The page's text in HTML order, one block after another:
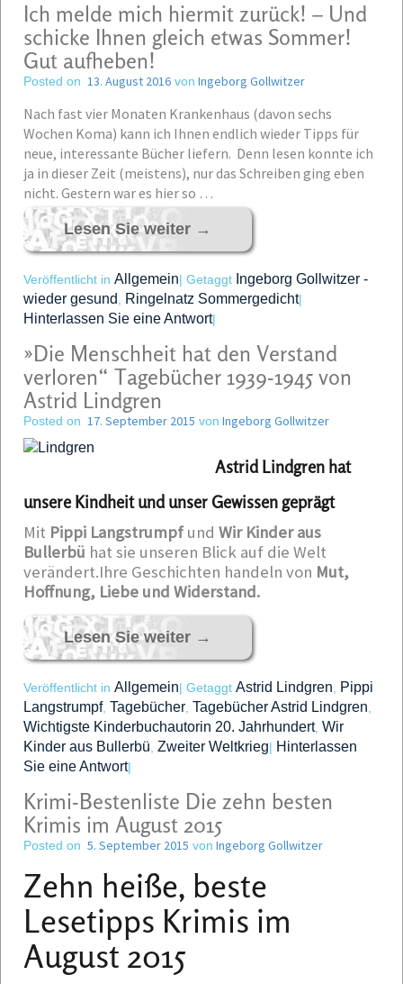
Ich melde mich hiermit zurück! – Und
schicke Ihnen gleich etwas Sommer!
Gut aufheben!
Posted on 13. August 2016 von Ingeborg Gollwitzer
Nach fast vier Monaten Krankenhaus (davon sechs
Wochen Koma) kann ich Ihnen endlich wieder Tipps für
neue, interessante Bücher liefern. Denn lesen konnte ich
ja in dieser Zeit (meistens), nur das Schreiben ging eben
nicht. Gestern war es hier so …
Lesen Sie weiter →
Veröffentlicht in Allgemein| Getaggt Ingeborg Gollwitzer -
wieder gesund
Ringelnatz Sommergedicht|
Hinterlassen Sie eine Antwort|
»Die Menschheit hat den Verstand
verloren“ Tagebücher 1939-1945 von
Astrid Lindgren
Posted on 17. September 2015 von Ingeborg Gollwitzer
Astrid Lindgren hat
unsere Kindheit und unser Gewissen geprägt
Mit Pippi Langstrumpfund Wir Kinder aus
Bullerbü hat sie unseren Blick auf die Welt
verändert.Ihre Geschichten handeln von Mut,
Hoffnung, Liebe und Widerstand.
Lesen Sie weiter →
Veröffentlicht in Allgemein| Getaggt Astrid Lindgren
Pippi
Langstrumpf, Tagebücher Tagebücher Astrid Lindgren
Wichtigste Kinderbuchautorin 20. Jahrhundert, Wir
Kinder aus Bullerbü Zweiter Weltkrieg| Hinterlassen
Sie eine Antwort|
Krimi-Bestenliste Die zehn besten
Krimis im August 2015
Posted on 5. September 2015 von Ingeborg Gollwitzer
Zehn heiße, beste
Lesetipps Krimis im
August 2015